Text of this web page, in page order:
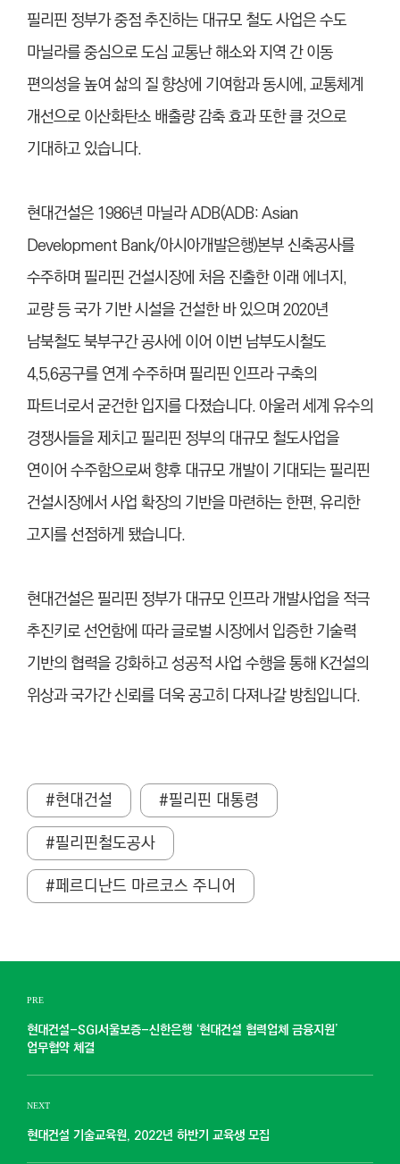
필리핀 정부가 중점 추진하는 대규모 철도 사업은 수도
마닐라를 중심으로 도심 교통난 해소와 지역 간 이동
편의성을 높여 삶의 질 향상에 기여함과 동시에, 교통체계
개선으로 이산화탄소 배출량 감축 효과 또한 클 것으로
기대하고 있습니다.
현대건설은 1986년 마닐라 ADB(ADB: Asian
Development Bank/아시아개발은행)본부 신축공사를
수주하며 필리핀 건설시장에 처음 진출한 이래 에너지,
교량 등 국가 기반 시설을 건설한 바 있으며 2020년
남북철도 북부구간 공사에 이어 이번 남부도시철도
4,5,6공구를 연계 수주하며 필리핀 인프라 구축의
파트너로서 굳건한 입지를 다졌습니다.아울러 세계 유수의
경쟁사들을 제치고 필리핀 정부의 대규모 철도사업을
연이어 수주함으로써 향후 대규모 개발이 기대되는 필리핀
건설시장에서 사업 확장의 기반을 마련하는 한편, 유리한
고지를 선점하게 됐습니다.
현대건설은 필리핀 정부가 대규모 인프라 개발사업을 적극
추진키로 선언함에 따라 글로벌 시장에서 입증한 기술력
기반의 협력을 강화하고 성공적 사업 수행을 통해 K건설의
위상과 국가간 신뢰를 더욱 공고히 다져나갈 방침입니다.
#현대건설
#필리핀 대통령
#필리핀철도공사
#페르디난드 마르코스 주니어
PRE
현대건설-SGI서울보증-신한은행 ‘현대건설 협력업체 금융지원’
업무협약 체결
NEXT
현대건설 기술교육원, 2022년 하반기 교육생 모집